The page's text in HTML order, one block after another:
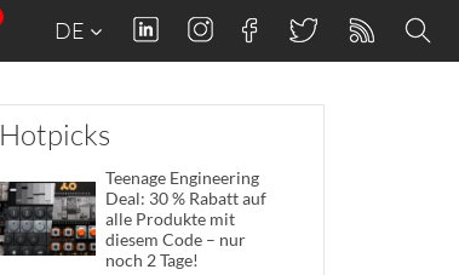
DE
Hotpicks
Teenage Engineering
Deal: 30 % Rabatt auf
alle Produkte mit
diesem Code – nur
noch 2 Tage!